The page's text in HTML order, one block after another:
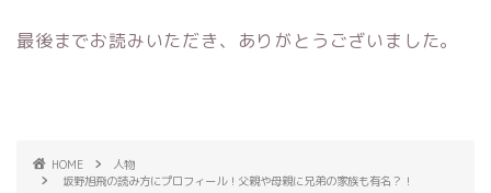
最後までお読みいただき、ありがとうございました。
HOME
人物
坂野旭飛の読み方にプロフィール！父親や母親に兄弟の家族も有名？！